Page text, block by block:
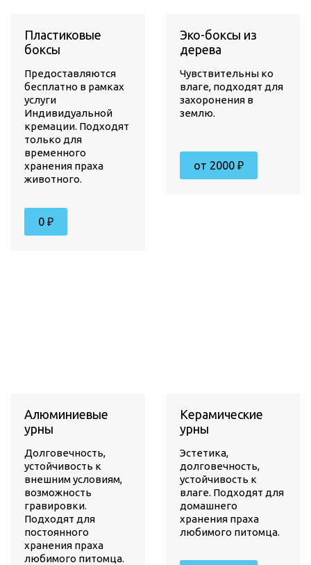
Пластиковые
боксы
Предоставляются
бесплатно в рамках
услуги
Индивидуальной
кремации. Подходят
только для
временного
хранения праха
животного.
0 ₽
Эко-боксы из
дерева
Чувствительны ко
влаге, подходят для
захоронения в
землю.
от 2000 ₽
Алюминиевые
урны
Долговечность,
устойчивость к
внешним условиям,
возможность
гравировки.
Подходят для
постоянного
хранения праха
любимого питомца.
Керамические
урны
Эстетика,
долговечность,
устойчивость к
влаге. Подходят для
домашнего
хранения праха
любимого питомца.